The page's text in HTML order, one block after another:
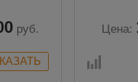
руб. Цена: